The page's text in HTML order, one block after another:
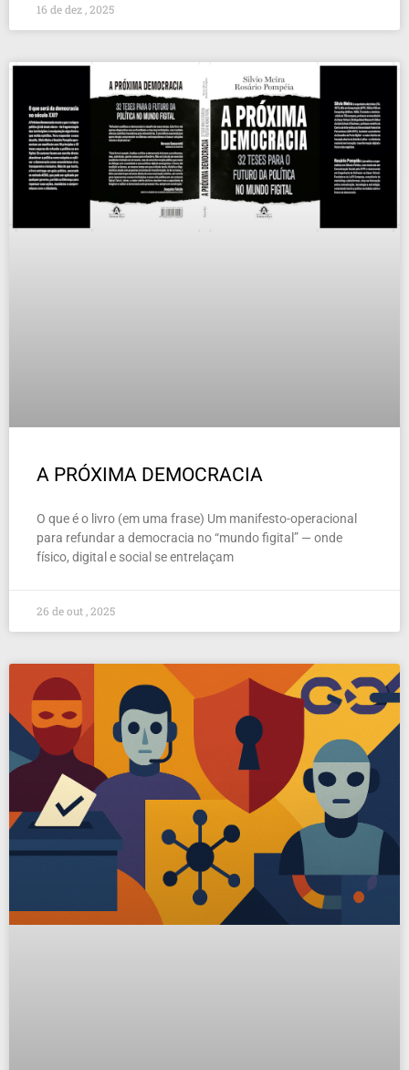
16 de dez , 2025
A PRÓXIMA DEMOCRACIA
O que é o livro (em uma frase) Um manifesto-operacional
para refundar a democracia no “mundo figital” — onde
físico, digital e social se entrelaçam
26 de out , 2025